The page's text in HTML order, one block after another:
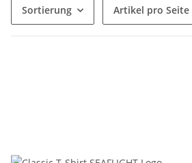
Sortierung Artikel pro Seite